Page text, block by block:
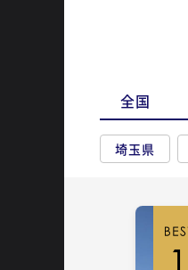
全国
埼玉県